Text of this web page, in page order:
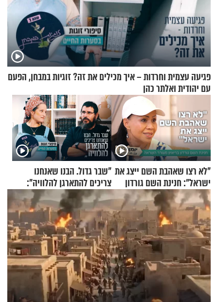
פגיעה עצמית וחרדות – איך מכילים את זה? זוגיות במבחן, הפעם
עם יהודית ואלתר כהן
"לא רצו שאהבת השם ייצג את
ישראל": חנינת השם גורדון
בריאיון מעורר השראה
"שבר גדול. הבנו שאנחנו
צריכים להתארגן להלוויה":
זוגיות במבחן, הפעם עם מרים
וגד דנינו